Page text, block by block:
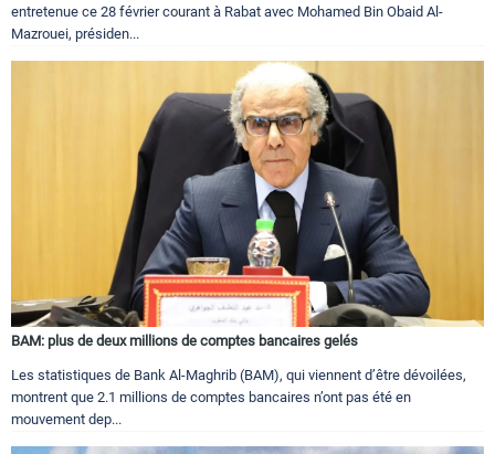
entretenue ce 28 février courant à Rabat avec Mohamed Bin Obaid Al-
Mazrouei, présiden...
BAM: plus de deux millions de comptes bancaires gelés
Les statistiques de Bank Al-Maghrib (BAM), qui viennent d’être dévoilées,
montrent que 2.1 millions de comptes bancaires n’ont pas été en
mouvement dep...